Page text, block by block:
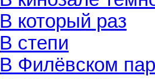
В который раз
В степи
В Филёвском